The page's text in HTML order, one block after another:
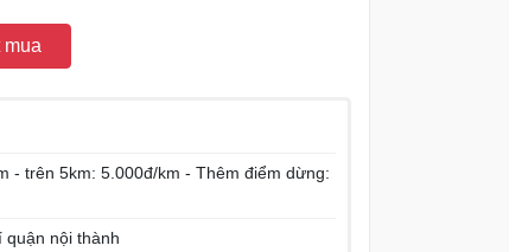
- trên 5km: 5.000đ/km - Thêm điểm dừng:
nội thành